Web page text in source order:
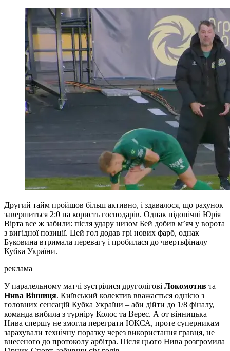
Другий тайм пройшов більш активно, і здавалося, що рахунок
завершиться 2:0 на користь господарів. Однак підопічні Юрія
Вірта все ж забили: після удару низом Бей добив м’яч у ворота
з вигідної позиції. Цей гол додав грі нових фарб, однак
Буковина втримала перевагу і пробилася до чвертьфіналу
Кубка України.
реклама
У паралельному матчі зустрілися друголігові Локомотив та
Нива Вінниця. Київський колектив вважається однією з
головних сенсацій Кубка України – аби дійти до 1/8 фіналу,
команда вибила з турніру Колос та Верес. А от вінницька
Нива спершу не змогла переграти ЮКСА, проте суперникам
зарахували технічну поразку через використання гравця, не
внесеного до протоколу арбітра. Після цього Нива розгромила